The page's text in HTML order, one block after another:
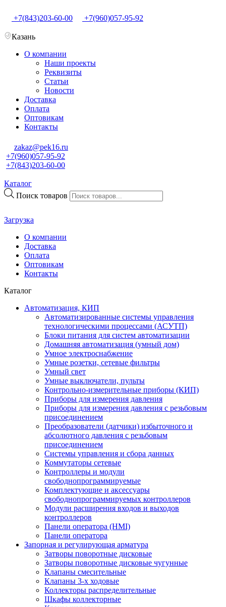
+7(843)203-60-00 +7(960)057-95-92
Казань
О компании
Наши проекты
Реквизиты
Статьи
Новости
Доставка
Оплата
Оптовикам
Контакты
zakaz@pek16.ru
+7(960)057-95-92
+7(843)203-60-00
Каталог
Поиск товаров
Загрузка
О компании
Доставка
Оплата
Оптовикам
Контакты
Каталог
Автоматизация, КИП
Автоматизированные системы управления
технологическими процессами (АСУТП)
Блоки питания для систем автоматизации
Домашняя автоматизация (умный дом)
Умное электроснабжение
Умные розетки, сетевые фильтры
Умный свет
Умные выключатели, пульты
Контрольно-измерительные приборы (КИП)
Приборы для измерения давления
Приборы для измерения давления с резьбовым
присоединением
Преобразователи (датчики) избыточного и
абсолютного давления с резьбовым
присоединением
Системы управления и сбора данных
Коммутаторы сетевые
Контроллеры и модули
свободнопрограммируемые
Комплектующие и аксессуары
свободнопрограммируемых контроллеров
Модули расширения входов и выходов
контроллеров
Панели оператора (HMI)
Панели оператора
Запорная и регулирующая арматура
Затворы поворотные дисковые
Затворы поворотные дисковые чугунные
Клапаны смесительные
Клапаны 3-х ходовые
Коллекторы распределительные
Шкафы коллекторные